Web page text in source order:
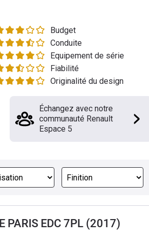
Budget
Conduite
Equipement de série
Fiabilité
Originalité du design
Échangez avec notre
communauté Renault
Espace 5
PARIS EDC 7PL (2017)